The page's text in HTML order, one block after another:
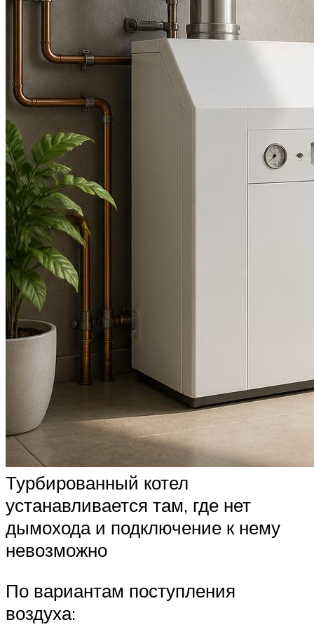
Турбированный котел
устанавливается там, где нет
дымохода и подключение к нему
невозможно
По вариантам поступления
воздуха: